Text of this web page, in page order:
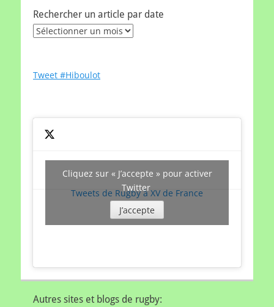
Rechercher un article par date
Rechercher
date
Tweet #Hiboulot
Tweets de Rugby à XV de France
Cliquez sur « J’accepte » pour activer
Twitter
J’accepte
Autres sites et blogs de rugby: